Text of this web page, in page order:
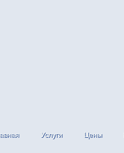
Услуги Цены